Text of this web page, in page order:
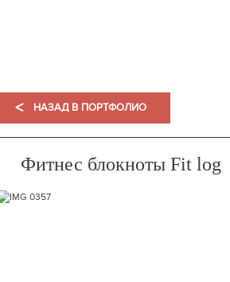
< НАЗАД В ПОРТФОЛИО
Фитнес блокноты Fit log